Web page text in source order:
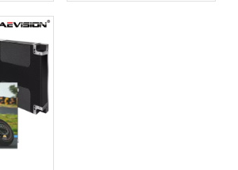
DUXERIT Display